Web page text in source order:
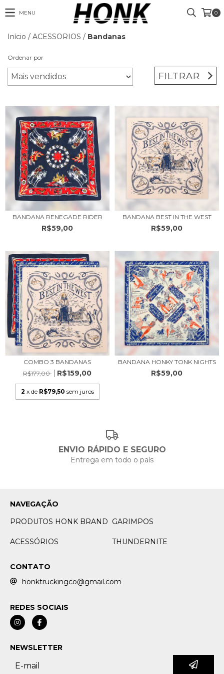
MENU 0
Início / ACESSORIOS / Bandanas
Ordenar por
FILTRAR
BANDANA RENEGADE RIDER
R$59,00
BANDANA BEST IN THE WEST
R$59,00
COMBO 3 BANDANAS
R$177,00
R$159,00
2 x de R$79,50 sem juros
BANDANA HONKY TONK NIGHTS
R$59,00
ENVIO RÁPIDO E SEGURO
Entrega em todo o país
NAVEGAÇÃO
PRODUTOS HONK BRAND GARIMPOS
ACESSÓRIOS THUNDERNITE
CONTATO
honktruckingco@gmail.com
REDES SOCIAIS
NEWSLETTER